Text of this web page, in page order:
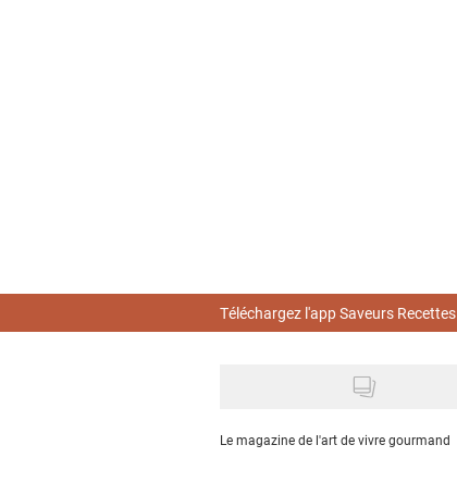
Téléchargez l'app Saveurs Recettes
Le magazine de l'art de vivre gourmand